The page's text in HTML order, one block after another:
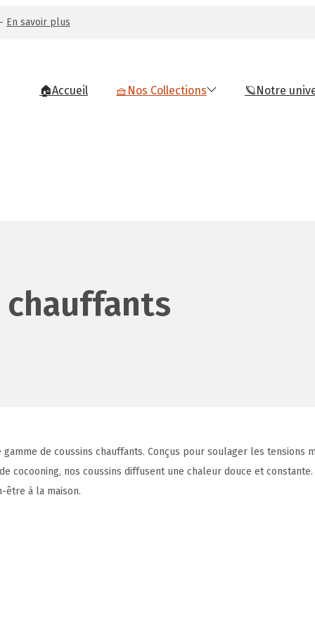
En savoir plus
🏠Accueil 🧺Nos Collections 🪐Notre
chauffants
de coussins chauffants. Conçus pour soulager les tensions
nos coussins diffusent une chaleur douce et constante.
être à la maison.